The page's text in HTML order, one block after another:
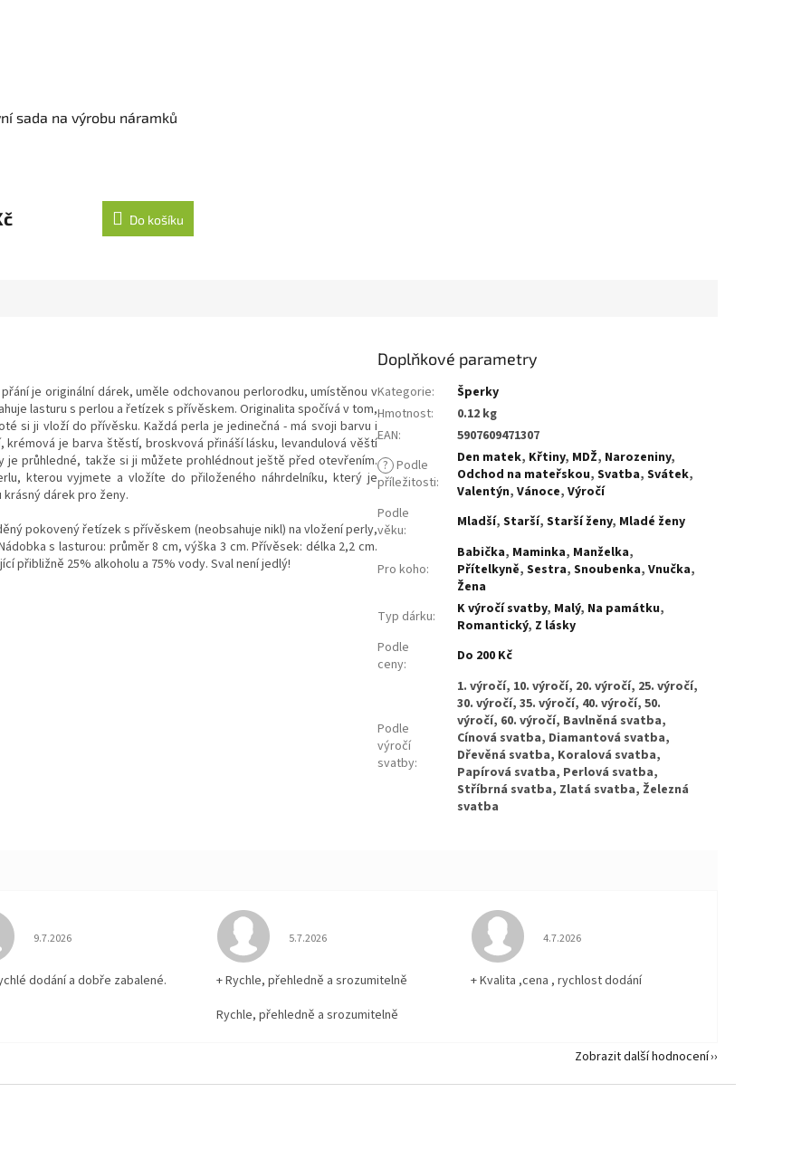
sada na výrobu náramků
Do košíku
je originální dárek, uměle odchovanou perlorodku, umístěnou v
lasturu s perlou a řetízek s přívěskem. Originalita spočívá v tom,
si ji vloží do přívěsku. Každá perla je jedinečná - má svoji barvu i
je barva štěstí, broskvová přináší lásku, levandulová věští
je průhledné, takže si ji můžete prohlédnout ještě před otevřením.
kterou vyjmete a vložíte do přiloženého náhrdelníku, který je
dárek pro ženy.
pokovený řetízek s přívěskem (neobsahuje nikl) na vložení perly,
s lasturou: průměr 8 cm, výška 3 cm. Přívěsek: délka 2,2 cm.
přibližně 25% alkoholu a 75% vody. Sval není jedlý!
Doplňkové parametry
Kategorie:
Šperky
Hmotnost:
0.12 kg
EAN:
5907609471307
? Podle
příležitosti:
Den matek, Křtiny, MDŽ, Narozeniny,
Odchod na mateřskou,Svatba,Svátek,
Valentýn,Vánoce,Výročí
Podle
věku: Mladší,Starší,Starší ženy, Mladé ženy
Pro koho:
Babička, Maminka, Manželka,
Přítelkyně,Sestra,Snoubenka,Vnučka,
Žena
Typ dárku: K výročí svatby, Malý, Na památku,
Romantický, Z lásky
Podle
ceny: Do 200 Kč
Podle
výročí
svatby:
1. výročí, 10. výročí, 20. výročí, 25. výročí,
30. výročí, 35. výročí, 40. výročí, 50.
výročí, 60. výročí, Bavlněná svatba,
Cínová svatba, Diamantová svatba,
Dřevěná svatba, Koralová svatba,
Papírová svatba, Perlová svatba,
Stříbrná svatba, Zlatá svatba, Železná
svatba
Hodnocení obchodu je 5 z 5 hvězdiček.
9.7.2026
dodání a dobře zabalené.
Hodnocení obchodu je 5 z 5 hvězdiček.
5.7.2026
+ Rychle, přehledně a srozumitelně
Rychle, přehledně a srozumitelně
Hodnocení obchodu je 5 z 5 hvězdiček.
4.7.2026
+ Kvalita ,cena , rychlost dodání
Zobrazit další hodnocení